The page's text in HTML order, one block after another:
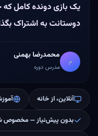
یک بازی دونده کامل
دوستانت به اشتراک
م
محمدرضا بهمنی
مدرس دوره
آنلاین، از خانه
بدون پیش‌نیاز — مخصوص